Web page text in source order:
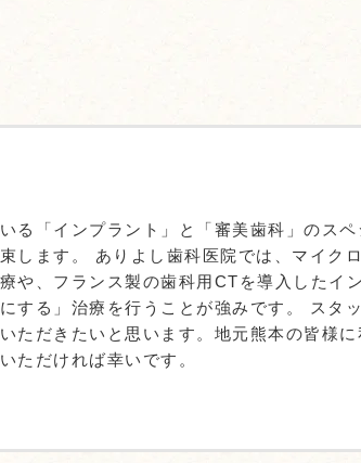
る「インプラント」と「審美歯科」のス
します。 ありよし歯科医院では、マイク
や、フランス製の歯科用CTを導入したイ
する」治療を行うことが強みです。 スタ
ただきたいと思います。地元熊本の皆様
ただければ幸いです。